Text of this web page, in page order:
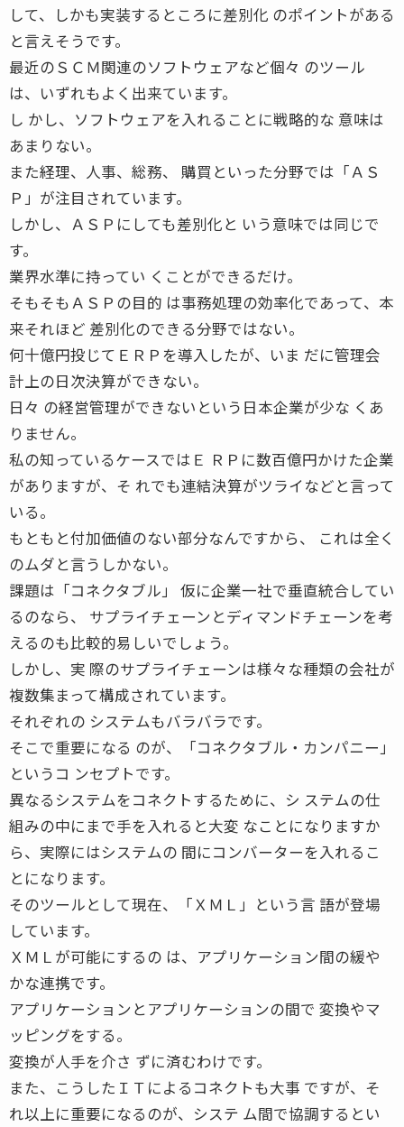
して、しかも実装するところに差別化 のポイントがある
と言えそうです。
最近のＳＣＭ関連のソフトウェアなど個々 のツール
は、いずれもよく出来ています。
し かし、ソフトウェアを入れることに戦略的な 意味は
あまりない。
また経理、人事、総務、 購買といった分野では「ＡＳ
Ｐ」が注目されています。
しかし、ＡＳＰにしても差別化と いう意味では同じで
す。
業界水準に持ってい くことができるだけ。
そもそもＡＳＰの目的 は事務処理の効率化であって、本
来それほど 差別化のできる分野ではない。
何十億円投じてＥＲＰを導入したが、いま だに管理会
計上の日次決算ができない。
日々 の経営管理ができないという日本企業が少な くあ
りません。
私の知っているケースではＥ ＲＰに数百億円かけた企業
がありますが、そ れでも連結決算がツライなどと言って
いる。
もともと付加価値のない部分なんですから、 これは全く
のムダと言うしかない。
課題は「コネクタブル」 仮に企業一社で垂直統合してい
るのなら、 サプライチェーンとディマンドチェーンを考
えるのも比較的易しいでしょう。
しかし、実 際のサプライチェーンは様々な種類の会社が
複数集まって構成されています。
それぞれの システムもバラバラです。
そこで重要になる のが、「コネクタブル・カンパニー」
というコ ンセプトです。
異なるシステムをコネクトするために、シ ステムの仕
組みの中にまで手を入れると大変 なことになりますか
ら、実際にはシステムの 間にコンバーターを入れるこ
とになります。
そのツールとして現在、「ＸＭＬ」という言 語が登場
しています。
ＸＭＬが可能にするの は、アプリケーション間の緩や
かな連携です。
アプリケーションとアプリケーションの間で 変換やマ
ッピングをする。
変換が人手を介さ ずに済むわけです。
また、こうしたＩＴによるコネクトも大事 ですが、そ
れ以上に重要になるのが、システ ム間で協調するとい